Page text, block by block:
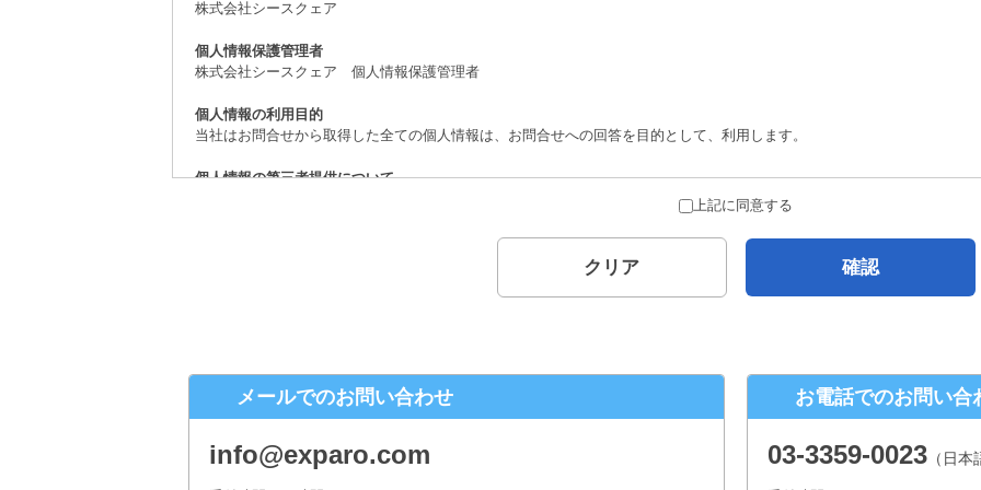
株式会社シースクェア
個人情報保護管理者
株式会社シースクェア 個人情報保護管理者
個人情報の利用目的
当社はお問合せから取得した全ての個人情報は、お問合せへの回答を目的として、利用します。
個人情報の第三者提供について
取得した個人情報は、法律上許されている場合を除き、ご本人の了解を得ることなく第三者に提供することはありません。
お問合せから取得した個人情報は委託することがありません。
株式会社シースクェア 個人情報お問合せ窓口
〒160-0023 東京都新宿区西新宿６丁目１２−１ パークウェストビル１３階
（受付時間は、平日9時～17時30分 但し、年末年始、夏季休暇は除きます。）
上記に同意する
クリア 確認
メールでのお問い合わせ
info@exparo.com
お電話でのお問い合
03-3359-0023 （日本